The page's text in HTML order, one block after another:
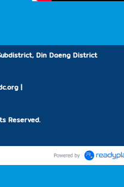
Din Daeng District
|
Reserved.